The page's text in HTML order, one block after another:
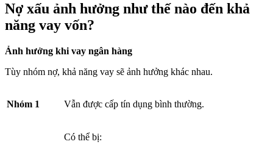
Nợ xấu ảnh hưởng như thế nào đến khả
năng vay vốn?
Ảnh hưởng khi vay ngân hàng
Tùy nhóm nợ, khả năng vay sẽ ảnh hưởng khác nhau.
Nhóm 1 Vẫn được cấp tín dụng bình thường.
Có thể bị: